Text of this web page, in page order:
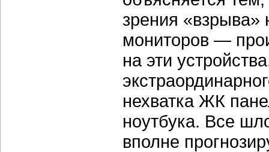
зрения
мониторов —
на эти
нехватка ЖК
ноутбука. Все
вполне